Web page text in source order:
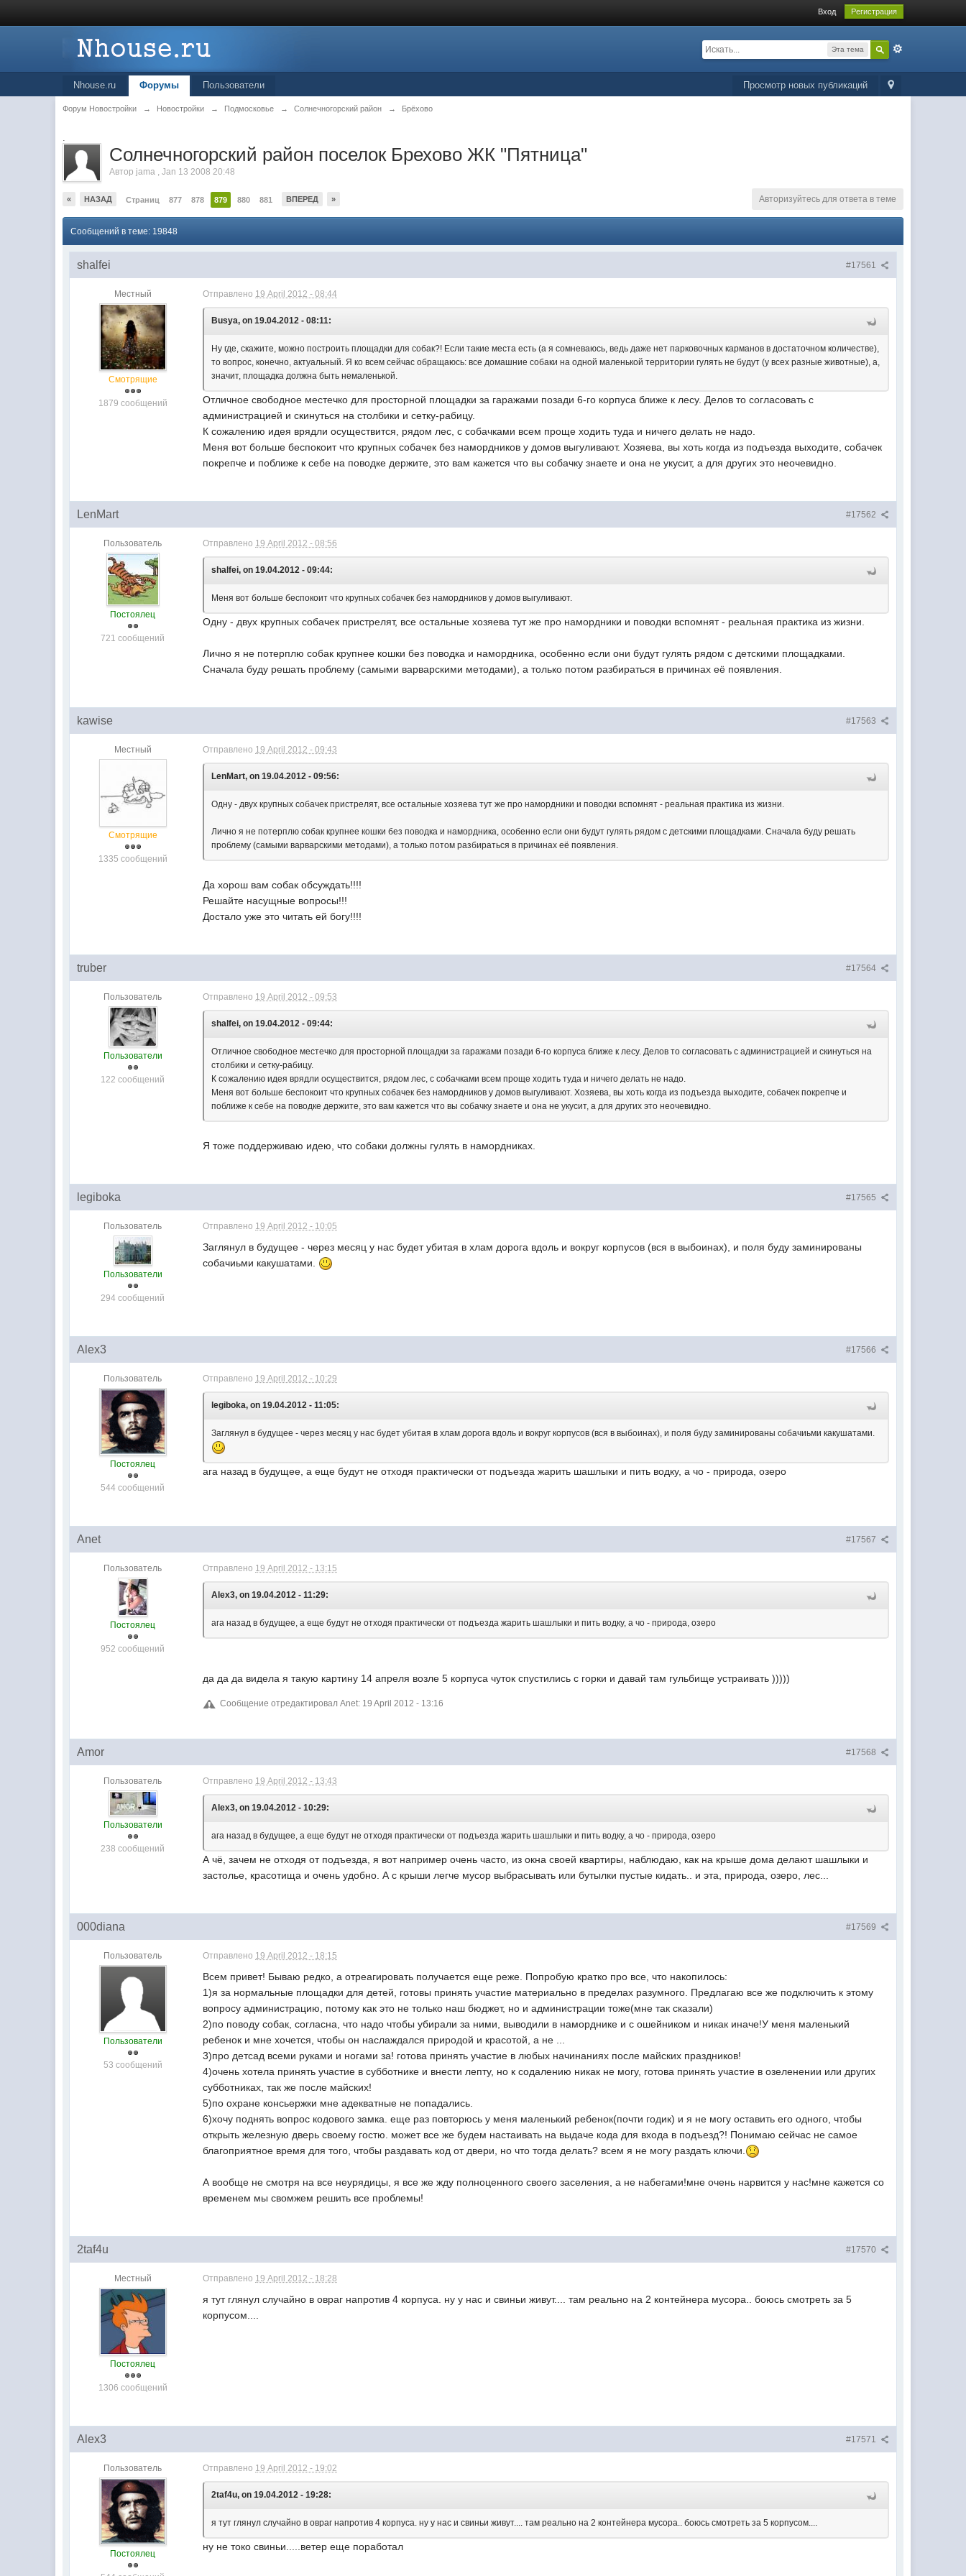
Вход Регистрация
Эта тема
Просмотр новых публикаций
Nhouse.ru Форумы Пользователи
Форум Новостройки → Новостройки → Подмосковье → Солнечногорский район → Брёхово
.
Cолнечногорский район поселок Брехово ЖК "Пятница"
Автор jama ,Jan 13 2008 20:48
« НАЗАД Страниц 877 878 879 880 881 ВПЕРЕД » Авторизуйтесь для ответа в теме
Сообщений в теме: 19848
#17561
shalfei
Местный
Смотрящие
1879 сообщений
Отправлено 19 April 2012 - 08:44
Busya, on 19.04.2012 - 08:11:
Ну где, скажите, можно построить площадки для собак?! Если такие места есть (а я сомневаюсь, ведь даже нет парковочных карманов в достаточном количестве),
то вопрос, конечно, актуальный. Я ко всем сейчас обращаюсь: все домашние собаки на одной маленькой территории гулять не будут (у всех разные животные), а,
значит, площадка должна быть немаленькой.
Отличное свободное местечко для просторной площадки за гаражами позади 6-го корпуса ближе к лесу. Делов то согласовать с
администрацией и скинуться на столбики и сетку-рабицу.
К сожалению идея врядли осуществится, рядом лес, с собачками всем проще ходить туда и ничего делать не надо.
Меня вот больше беспокоит что крупных собачек без намордников у домов выгуливают. Хозяева, вы хоть когда из подъезда выходите, собачек
покрепче и поближе к себе на поводке держите, это вам кажется что вы собачку знаете и она не укусит, а для других это неочевидно.
#17562
LenMart
Пользователь
Постоялец
721 сообщений
Отправлено 19 April 2012 - 08:56
shalfei, on 19.04.2012 - 09:44:
Меня вот больше беспокоит что крупных собачек без намордников у домов выгуливают.
Одну - двух крупных собачек пристрелят, все остальные хозяева тут же про намордники и поводки вспомнят - реальная практика из жизни.
Лично я не потерплю собак крупнее кошки без поводка и намордника, особенно если они будут гулять рядом с детскими площадками.
Сначала буду решать проблему (самыми варварскими методами), а только потом разбираться в причинах её появления.
#17563
kawise
Местный
Смотрящие
1335 сообщений
Отправлено 19 April 2012 - 09:43
LenMart, on 19.04.2012 - 09:56:
Одну - двух крупных собачек пристрелят, все остальные хозяева тут же про намордники и поводки вспомнят - реальная практика из жизни.
Лично я не потерплю собак крупнее кошки без поводка и намордника, особенно если они будут гулять рядом с детскими площадками. Сначала буду решать
проблему (самыми варварскими методами), а только потом разбираться в причинах её появления.
Да хорош вам собак обсуждать!!!!
Решайте насущные вопросы!!!
Достало уже это читать ей богу!!!!
#17564
truber
Пользователь
Пользователи
122 сообщений
Отправлено 19 April 2012 - 09:53
shalfei, on 19.04.2012 - 09:44:
Отличное свободное местечко для просторной площадки за гаражами позади 6-го корпуса ближе к лесу. Делов то согласовать с администрацией и скинуться на
столбики и сетку-рабицу.
К сожалению идея врядли осуществится, рядом лес, с собачками всем проще ходить туда и ничего делать не надо.
Меня вот больше беспокоит что крупных собачек без намордников у домов выгуливают. Хозяева, вы хоть когда из подъезда выходите, собачек покрепче и
поближе к себе на поводке держите, это вам кажется что вы собачку знаете и она не укусит, а для других это неочевидно.
Я тоже поддерживаю идею, что собаки должны гулять в намордниках.
#17565
legiboka
Пользователь
Пользователи
294 сообщений
Отправлено 19 April 2012 - 10:05
Заглянул в будущее - через месяц у нас будет убитая в хлам дорога вдоль и вокруг корпусов (вся в выбоинах), и поля буду заминированы
собачиьми какушатами.
#17566
Alex3
Пользователь
Постоялец
544 сообщений
Отправлено 19 April 2012 - 10:29
legiboka, on 19.04.2012 - 11:05:
Заглянул в будущее - через месяц у нас будет убитая в хлам дорога вдоль и вокруг корпусов (вся в выбоинах), и поля буду заминированы собачиьми какушатами.
ага назад в будущее, а еще будут не отходя практически от подъезда жарить шашлыки и пить водку, а чо - природа, озеро
#17567
Anet
Пользователь
Постоялец
952 сообщений
Отправлено 19 April 2012 - 13:15
Alex3, on 19.04.2012 - 11:29:
ага назад в будущее, а еще будут не отходя практически от подъезда жарить шашлыки и пить водку, а чо - природа, озеро
да да да видела я такую картину 14 апреля возле 5 корпуса чуток спустились с горки и давай там гульбище устраивать )))))
Сообщение отредактировал Anet: 19 April 2012 - 13:16
#17568
Amor
Пользователь
Пользователи
238 сообщений
Отправлено 19 April 2012 - 13:43
Alex3, on 19.04.2012 - 10:29:
ага назад в будущее, а еще будут не отходя практически от подъезда жарить шашлыки и пить водку, а чо - природа, озеро
А чё, зачем не отходя от подъезда, я вот например очень часто, из окна своей квартиры, наблюдаю, как на крыше дома делают шашлыки и
застолье, красотища и очень удобно. А с крыши легче мусор выбрасывать или бутылки пустые кидать.. и эта, природа, озеро, лес...
#17569
000diana
Пользователь
Пользователи
53 сообщений
Отправлено 19 April 2012 - 18:15
Всем привет! Бываю редко, а отреагировать получается еще реже. Попробую кратко про все, что накопилось:
1)я за нормальные площадки для детей, готовы принять участие материально в пределах разумного. Предлагаю все же подключить к этому
вопросу администрацию, потому как это не только наш бюджет, но и администрации тоже(мне так сказали)
2)по поводу собак, согласна, что надо чтобы убирали за ними, выводили в наморднике и с ошейником и никак иначе!У меня маленький
ребенок и мне хочется, чтобы он наслаждался природой и красотой, а не ...
3)про детсад всеми руками и ногами за! готова принять участие в любых начинаниях после майских праздников!
4)очень хотела принять участие в субботнике и внести лепту, но к содалению никак не могу, готова принять участие в озеленении или других
субботниках, так же после майских!
5)по охране консьержки мне адекватные не попадались.
6)хочу поднять вопрос кодового замка. еще раз повторюсь у меня маленький ребенок(почти годик) и я не могу оставить его одного, чтобы
открыть железную дверь своему гостю. может все же будем настаивать на выдаче кода для входа в подъезд?! Понимаю сейчас не самое
благоприятное время для того, чтобы раздавать код от двери, но что тогда делать? всем я не могу раздать ключи.
А вообще не смотря на все неурядицы, я все же жду полноценного своего заселения, а не набегами!мне очень нарвится у нас!мне кажется со
временем мы свомжем решить все проблемы!
#17570
2taf4u
Местный
Постоялец
1306 сообщений
Отправлено 19 April 2012 - 18:28
я тут глянул случайно в овраг напротив 4 корпуса. ну у нас и свиньи живут.... там реально на 2 контейнера мусора.. боюсь смотреть за 5
корпусом....
#17571
Alex3
Пользователь
Постоялец
Отправлено 19 April 2012 - 19:02
2taf4u, on 19.04.2012 - 19:28:
я тут глянул случайно в овраг напротив 4 корпуса. ну у нас и свиньи живут.... там реально на 2 контейнера мусора.. боюсь смотреть за 5 корпусом....
ну не токо свиньи.....ветер еще поработал